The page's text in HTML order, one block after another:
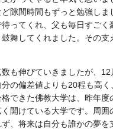
隙間時間もずっと勉強し
ってくれ、父も毎日すご
舞してくれました。その
も伸びていきましたが、
の偏差値よりも20程も高
できた佛教大学は、昨年
開けている大学です。周
、将来は自分も誰かの夢を